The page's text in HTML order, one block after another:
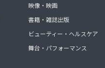
映像・映画
書籍・雑誌出版
ビューティー・ヘルスケア
舞台・パフォーマンス